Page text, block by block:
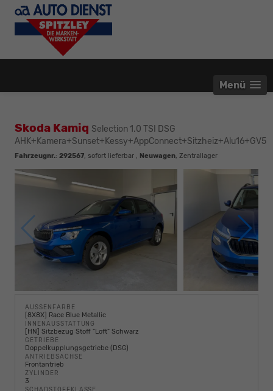
Menü
Skoda Kamiq Selection 1.0 TSI DSG
AHK+Kamera+Sunset+Kessy+AppConnect+Sitzheiz+Alu16+GV5
Fahrzeugnr.: 292567, sofort lieferbar , Neuwagen, Zentrallager
AUSSENFARBE
[8X8X] Race Blue Metallic
INNENAUSSTATTUNG
[HN] Sitzbezug Stoff "Loft" Schwarz
GETRIEBE
Doppelkupplungsgetriebe (DSG)
ANTRIEBSACHSE
Frontantrieb
ZYLINDER
3
SCHADSTOFFKLASSE